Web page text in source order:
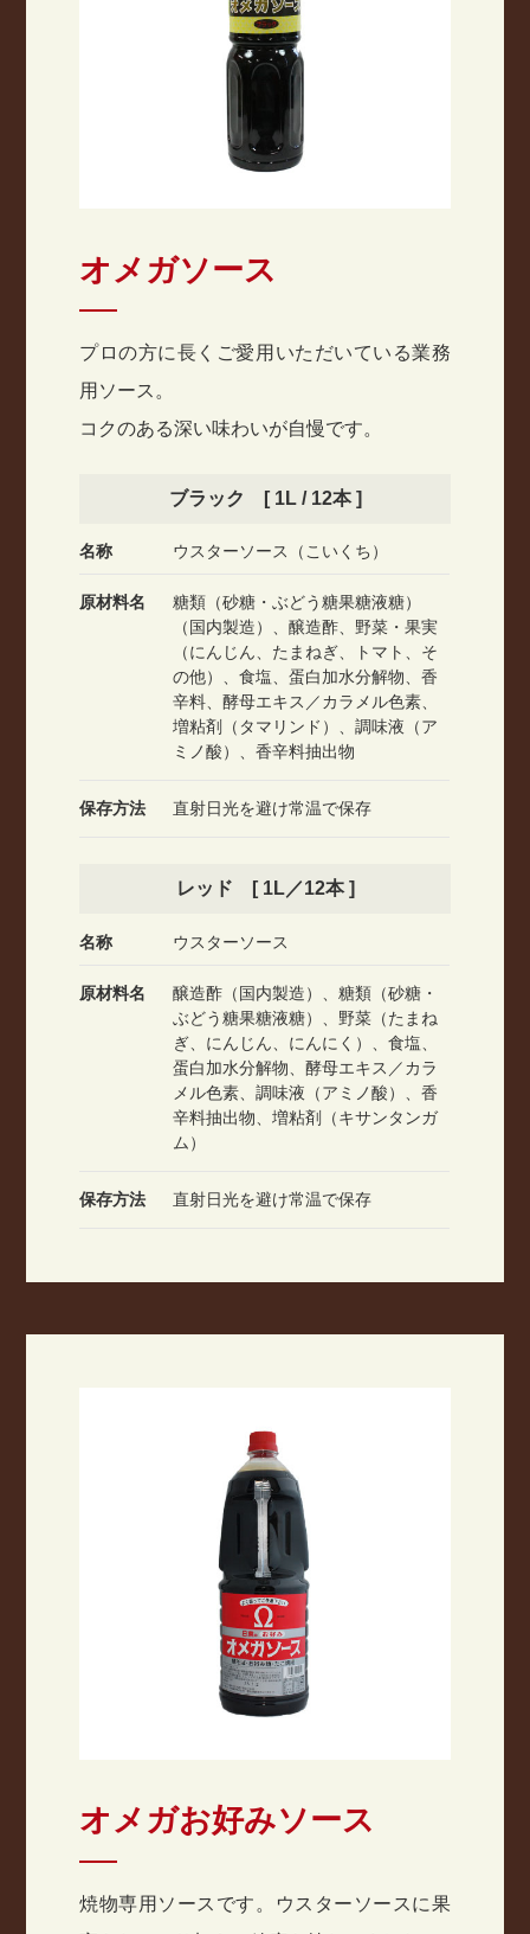
オメガソース
プロの方に長くご愛用いただいている業務
用ソース。
コクのある深い味わいが自慢です。
ブラック [ 1L / 12本 ]
名称 ウスターソース（こいくち）
原材料名
糖類（砂糖・ぶどう糖果糖液糖）
（国内製造）、醸造酢、野菜・果実
（にんじん、たまねぎ、トマト、そ
の他）、食塩、蛋白加水分解物、香
辛料、酵母エキス／カラメル色素、
増粘剤（タマリンド）、調味液（ア
ミノ酸）、香辛料抽出物
保存方法 直射日光を避け常温で保存
レッド [ 1L／12本 ]
名称 ウスターソース
原材料名
醸造酢（国内製造）、糖類（砂糖・
ぶどう糖果糖液糖）、野菜（たまね
ぎ、にんじん、にんにく）、食塩、
蛋白加水分解物、酵母エキス／カラ
メル色素、調味液（アミノ酸）、香
辛料抽出物、増粘剤（キサンタンガ
ム）
保存方法 直射日光を避け常温で保存
オメガお好みソース
焼物専用ソースです。ウスターソースに果